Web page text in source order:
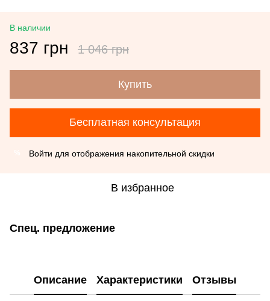
В наличии
837 грн 1 046 грн
Купить
Бесплатная консультация
Войти для отображения накопительной скидки
В избранное
Спец. предложение
Описание Характеристики Отзывы